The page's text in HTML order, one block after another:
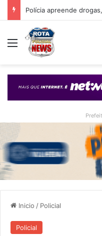
Menu
Inicio / Policial
Policial